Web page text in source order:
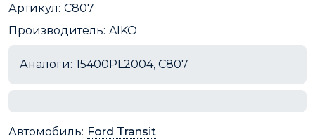
Артикул: C807
Производитель: AIKO
Аналоги: 15400PL2004, C807
Автомобиль: Ford Transit